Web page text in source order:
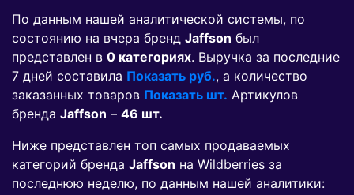
По данным нашей аналитической системы, по
состоянию на вчера бренд Jaffson был
представлен в 0 категориях. Выручка за последние
7 дней составила Показать руб., а количество
заказанных товаров Показать шт. Артикулов
бренда Jaffson – 46 шт.
Ниже представлен топ самых продаваемых
категорий бренда Jaffson на Wildberries за
последнюю неделю, по данным нашей аналитики: